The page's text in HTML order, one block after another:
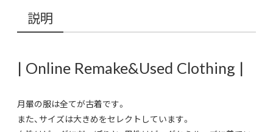
説明
| Online Remake&Used Clothing |
月暈の服は全てが古着です。
また、サイズは大きめをセレクトしています。